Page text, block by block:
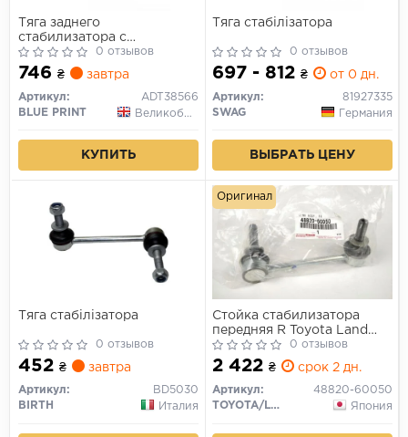
Тяга заднего
стабилизатора с
контргайками (сторона
установки: передний мост
справа)
0 отзывов
746 ₴ завтра
Артикул:
ADT38566
BLUE PRINT
Великобритания
КУПИТЬ
Тяга стабілізатора
0 отзывов
697 - 812 ₴ от 0 дн.
Артикул:
81927335
SWAG
Германия
ВЫБРАТЬ ЦЕНУ
Тяга стабілізатора
0 отзывов
452 ₴ завтра
Артикул:
BD5030
BIRTH
Италия
Стойка стабилизатора
передняя R Toyota Land
Cruiser Prado 02-17 Lexus
GX (пр-во Toyota)
0 отзывов
2 422 ₴ срок 2 дн.
Артикул:
48820-60050
TOYOTA/LEXUS
Япония
Оригинал